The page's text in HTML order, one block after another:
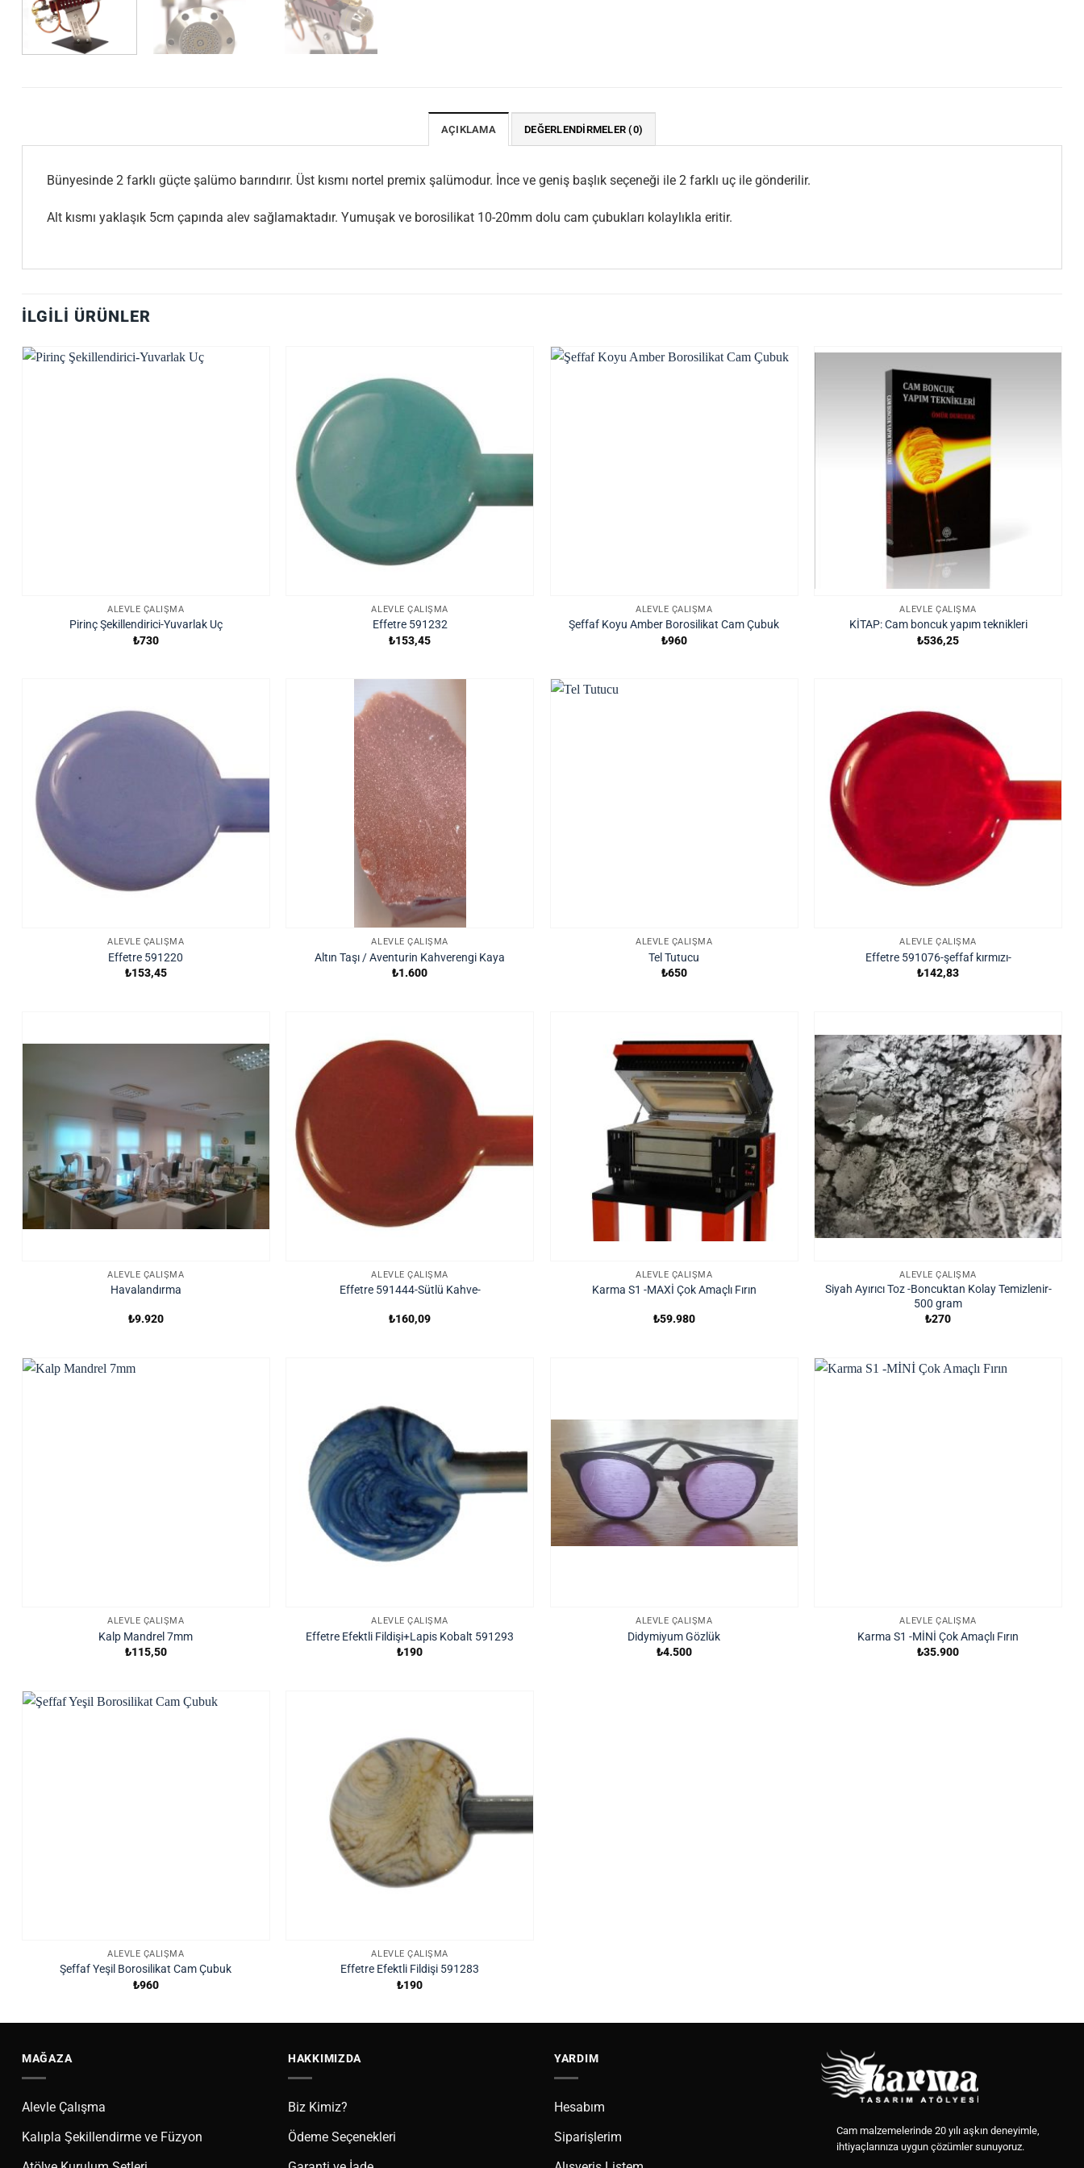
AÇIKLAMA DEĞERLENDIRMELER (0)
Bünyesinde 2 farklı güçte şalümo barındırır. Üst kısmı nortel premix şalümodur. İnce ve geniş başlık seçeneği ile 2 farklı uç ile gönderilir.
Alt kısmı yaklaşık 5cm çapında alev sağlamaktadır. Yumuşak ve borosilikat 10-20mm dolu cam çubukları kolaylıkla eritir.
İLGILI ÜRÜNLER
ALEVLE ÇALIŞMA
Pirinç Şekillendirici-Yuvarlak Uç
₺730
ALEVLE ÇALIŞMA
Effetre 591232
₺153,45
ALEVLE ÇALIŞMA
Şeffaf Koyu Amber Borosilikat Cam Çubuk
₺960
ALEVLE ÇALIŞMA
KİTAP: Cam boncuk yapım teknikleri
₺536,25
ALEVLE ÇALIŞMA
Effetre 591220
₺153,45
ALEVLE ÇALIŞMA
Altın Taşı / Aventurin Kahverengi Kaya
₺1.600
ALEVLE ÇALIŞMA
Tel Tutucu
₺650
ALEVLE ÇALIŞMA
Effetre 591076-şeffaf kırmızı-
₺142,83
ALEVLE ÇALIŞMA
Havalandırma
₺9.920
ALEVLE ÇALIŞMA
Effetre 591444-Sütlü Kahve-
₺160,09
ALEVLE ÇALIŞMA
Karma S1 -MAXİ Çok Amaçlı Fırın
₺59.980
ALEVLE ÇALIŞMA
Siyah Ayırıcı Toz -Boncuktan Kolay Temizlenir-
500 gram
₺270
ALEVLE ÇALIŞMA
Kalp Mandrel 7mm
₺115,50
ALEVLE ÇALIŞMA
Effetre Efektli Fildişi+Lapis Kobalt 591293
₺190
ALEVLE ÇALIŞMA
Didymiyum Gözlük
₺4.500
ALEVLE ÇALIŞMA
Karma S1 -MİNİ Çok Amaçlı Fırın
₺35.900
ALEVLE ÇALIŞMA
Şeffaf Yeşil Borosilikat Cam Çubuk
₺960
ALEVLE ÇALIŞMA
Effetre Efektli Fildişi 591283
₺190
MAĞAZA
Alevle Çalışma
Kalıpla Şekillendirme ve Füzyon
HAKKIMIZDA
Biz Kimiz?
Ödeme Seçenekleri
YARDIM
Hesabım
Siparişlerim
Cam malzemelerinde 20 yılı aşkın deneyimle,
ihtiyaçlarınıza uygun çözümler sunuyoruz.